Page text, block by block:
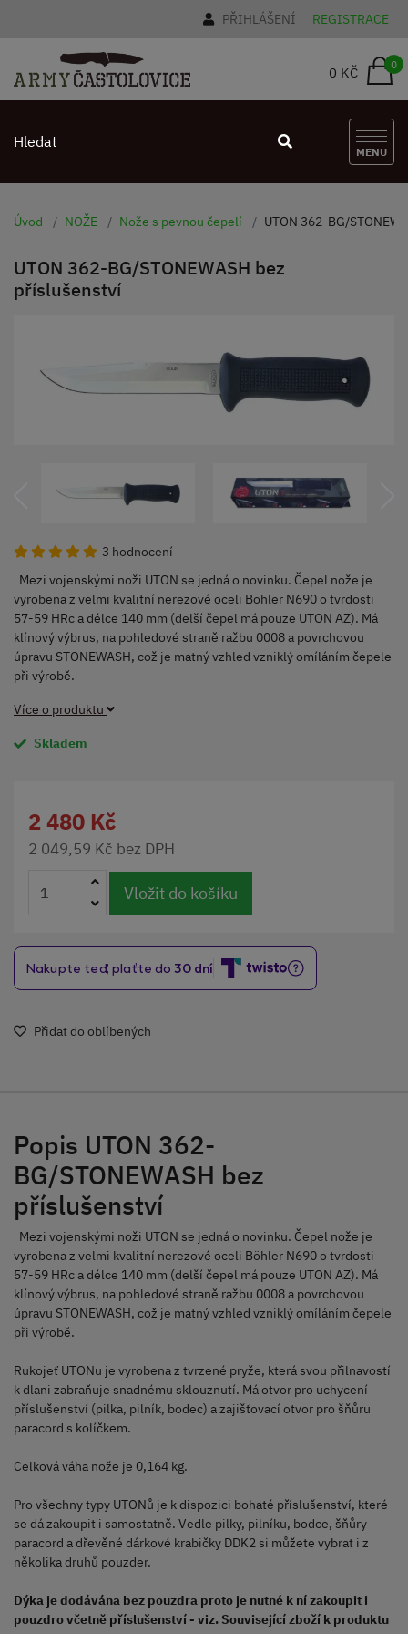
PŘIHLÁŠENÍ REGISTRACE
0 KČ 0
MENU
Úvod NOŽE Nože s pevnou čepelí UTON 362-BG/
UTON 362-BG/STONEWASH bez
příslušenství
3 hodnocení
Mezi vojenskými noži UTON se jedná o novinku. Čepel nože je
vyrobena z velmi kvalitní nerezové oceli Böhler N690 o tvrdosti
57-59 HRc a délce 140 mm (delší čepel má pouze UTON AZ). Má
klínový výbrus, na pohledové straně ražbu 0008 a povrchovou
úpravu STONEWASH, což je matný vzhled vzniklý omíláním čepele
při výrobě.
Více o produktu
Skladem
2 480 Kč
2 049,59 Kč bez DPH
Vložit do košíku
Přidat do oblíbených
Popis UTON 362-
BG/STONEWASH bez
příslušenství
Mezi vojenskými noži UTON se jedná o novinku. Čepel nože je
vyrobena z velmi kvalitní nerezové oceli Böhler N690 o tvrdosti
57-59 HRc a délce 140 mm (delší čepel má pouze UTON AZ). Má
klínový výbrus, na pohledové straně ražbu 0008 a povrchovou
úpravu STONEWASH, což je matný vzhled vzniklý omíláním čepele
při výrobě.
Rukojeť UTONu je vyrobena z tvrzené pryže, která svou přilnavostí
k dlani zabraňuje snadnému sklouznutí. Má otvor pro uchycení
příslušenství (pilka, pilník, bodec) a zajišťovací otvor pro šňůru
paracord s kolíčkem.
Celková váha nože je 0,164 kg.
Pro všechny typy UTONů je k dispozici bohaté příslušenství, které
se dá zakoupit i samostatně. Vedle pilky, pilníku, bodce, šňůry
paracord a dřevěné dárkové krabičky DDK2 si můžete vybrat i z
několika druhů pouzder.
Dýka je dodávána bez pouzdra proto je nutné k ní zakoupit i
pouzdro včetně příslušenství - viz. Související zboží k produktu